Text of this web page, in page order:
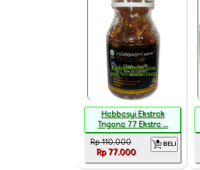
Habbasyi Ekstrak
Trigona 77 Ekstra ...
Rp 110.000
Rp 77.000
BELI